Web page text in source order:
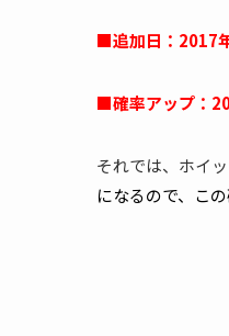
■追加日：2017
■確率アップ：
それでは、ホイ
になるので、こ